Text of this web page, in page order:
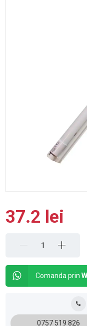
37.2 lei
Comanda prin
0757 519 826